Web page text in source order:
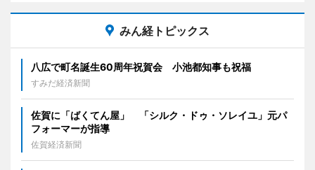
みん経トピックス
八広で町名誕生60周年祝賀会 小池都知事も祝福
すみだ経済新聞
佐賀に「ばくてん屋」 「シルク・ドゥ・ソレイユ」元パ
フォーマーが指導
佐賀経済新聞